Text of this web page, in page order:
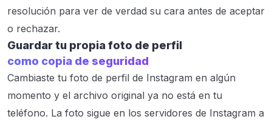
resolución para ver de verdad su cara antes de aceptar
o rechazar.
Guardar tu propia foto de perfil
como copia de seguridad
Cambiaste tu foto de perfil de Instagram en algún
momento y el archivo original ya no está en tu
teléfono. La foto sigue en los servidores de Instagram a